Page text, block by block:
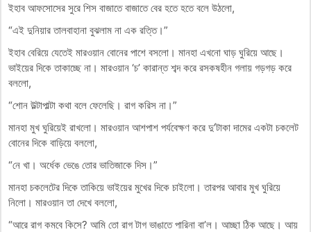
ইহাব আফসোসের সুরে শিস বাজাতে বাজাতে বের হতে হতে বলে উঠলো,
“এই দুনিয়ার তালবাহানা বুঝলাম না এক রত্তি।”
ইহাব বেরিয়ে যেতেই মারওয়ান বোনের পাশে বসলো। মানহা এখনো ঘাড় ঘুরিয়ে আছে।
ভাইয়ের দিকে তাকাচ্ছে না। মারওয়ান ‘চ’ কারান্ত শব্দ করে রসকষহীন গলায় গড়গড় করে
বললো,
“শোন উল্টাপাল্টা কথা বলে ফেলেছি। রাগ করিস না।”
মানহা মুখ ঘুরিয়েই রাখলো। মারওয়ান আশপাশ পর্যবেক্ষণ করে দু’টাকা দামের একটা চকলেট
বোনের দিকে বাড়িয়ে বললো,
“নে খা। অর্ধেক ভেঙে তোর ভাতিজাকে দিস।”
মানহা চকলেটের দিকে তাকিয়ে ভাইয়ের মুখের দিকে চাইলো। তারপর আবার মুখ ঘুরিয়ে
নিলো। মারওয়ান তা দেখে বললো,
“আরে রাগ কমবে কিসে? আমি তো রাগ টাগ ভাঙাতে পারিনা বা’ল। আচ্ছা ঠিক আছে। আয়